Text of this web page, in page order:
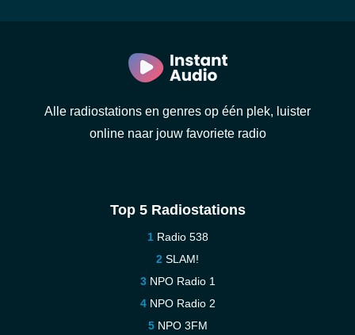
Alle radiostations en genres op één plek, luister
online naar jouw favoriete radio
Top 5 Radiostations
Radio 538
SLAM!
NPO Radio 1
NPO Radio 2
NPO 3FM